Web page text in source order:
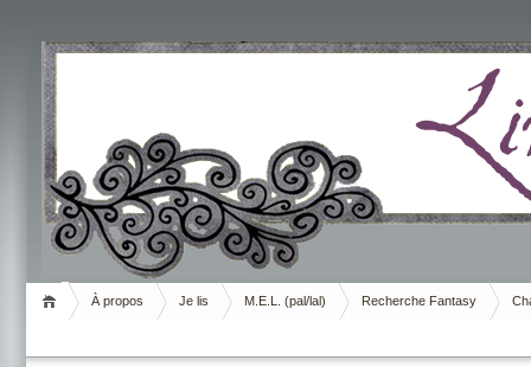
Livrement
À propos Je lis M.E.L. (pal/lal) Recherche Fantasy